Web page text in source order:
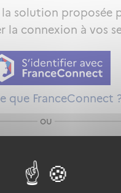
la solution proposée
la connexion à vos
que FranceConnect
ou